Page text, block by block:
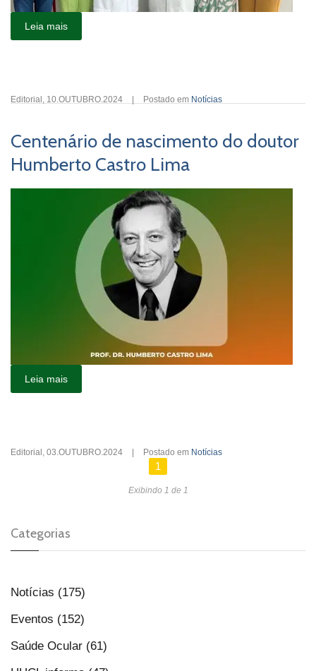
Leia mais
Editorial , 10.OUTUBRO.2024 Postado em Notícias
Centenário de nascimento do doutor
Humberto Castro Lima
Leia mais
Editorial , 03.OUTUBRO.2024 Postado em Notícias
1
Exibindo 1 de 1
Categorias
Notícias (175)
Eventos (152)
Saúde Ocular (61)